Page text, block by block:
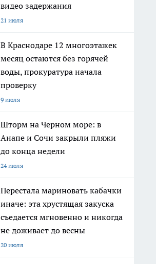
видео задержания
21 июля
В Краснодаре 12 многоэтажек
месяц остаются без горячей
воды, прокуратура начала
проверку
9 июля
Шторм на Черном море: в
Анапе и Сочи закрыли пляжи
до конца недели
24 июля
Перестала мариновать кабачки
иначе: эта хрустящая закуска
съедается мгновенно и никогда
не доживает до весны
20 июля